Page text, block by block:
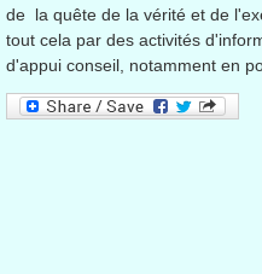
de la quête de la vérité et de
tout cela par des activités
d'appui conseil notamment en